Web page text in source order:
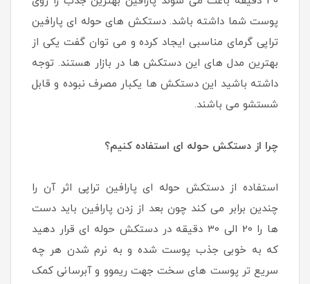
پوست شما داشته باشد. دستکش های حوله ای پارافین
تراپی گرمای مناسبی ایجاد کرده و می توان گفت یکی از
بهترین مدل های این دستکش ها در بازار هستند. توجه
داشته باشید این دستکش ها یکبار مصرف نبوده و قابل
شستشو می باشند.
چرا از دستکش حوله ای استفاده کنیم؟
استفاده از دستکش حوله ای پارافین تراپی اثر آن را
چندین برابر می کند چون بعد از زدن پارافین باید دست
ها را 20 الی 30 دقیقه در دستکش حوله ای قرار دهید
که به خوبی جذب پوست شده و به نرم شدن هر چه
سریع تر پوست های سخت جهت ریموو و آبرسانی کمک